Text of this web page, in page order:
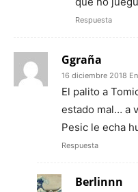
Respuesta
Ggraña
16 diciembre 2018
El palito a
estado mal… a
Pesic le echa
Respuesta
Berlinnn